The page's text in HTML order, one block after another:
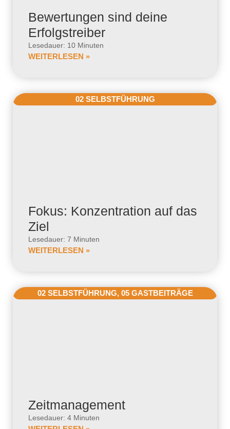
Bewertungen sind deine
Erfolgstreiber
Lesedauer: 10 Minuten
WEITERLESEN »
02 SELBSTFÜHRUNG
Fokus: Konzentration auf das
Ziel
Lesedauer: 7 Minuten
WEITERLESEN »
02 SELBSTFÜHRUNG, 05 GASTBEITRÄGE
Zeitmanagement
Lesedauer: 4 Minuten